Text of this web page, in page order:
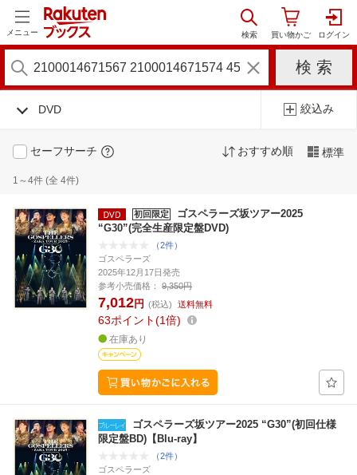
メニュー
DVD 絞込み
セーフサーチ おすすめ順 標準
1～4件 (全 4件)
初回限定
ゴスペラーズ坂ツアー2025
“G30”(完全生産限定盤DVD)
（2件）
ゴスペラーズ
2025年12月17日発売
参考小売価格：
9,350円
7,012円 (税込) 送料無料
63ポイント 1倍
在庫あり
ゴスペラーズ坂ツアー2025 “G30”(初回仕様
限定盤BD)【Blu-ray】
（2件）
ゴスペラーズ